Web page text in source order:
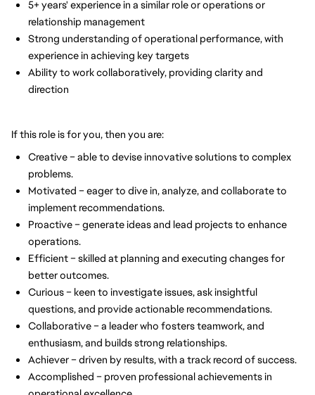
5+ years' experience in a similar role or operations or
relationship management
Strong understanding of operational performance, with
experience in achieving key targets
Ability to work collaboratively, providing clarity and
direction
If this role is for you, then you are:
Creative – able to devise innovative solutions to complex
problems.
Motivated – eager to dive in, analyze, and collaborate to
implement recommendations.
Proactive – generate ideas and lead projects to enhance
operations.
Efficient – skilled at planning and executing changes for
better outcomes.
Curious – keen to investigate issues, ask insightful
questions, and provide actionable recommendations.
Collaborative – a leader who fosters teamwork, and
enthusiasm, and builds strong relationships.
Achiever – driven by results, with a track record of success.
Accomplished – proven professional achievements in